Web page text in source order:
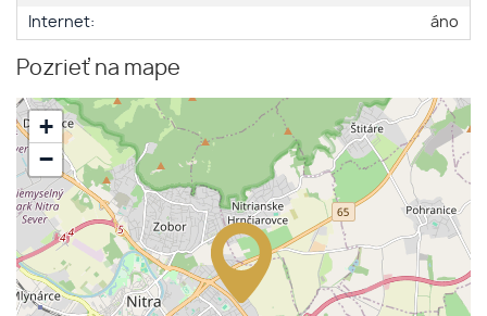
Internet:
áno
Pozrieť na mape
+
−